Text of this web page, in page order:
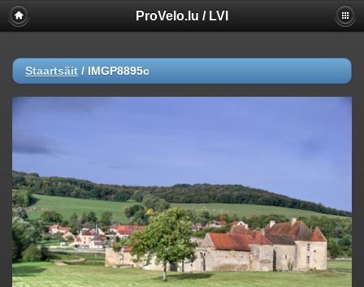
ProVelo.lu / LVI
Staartsäit / IMGP8895c